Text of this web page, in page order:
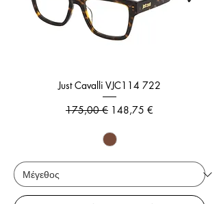
Just Cavalli VJC114 722
Κανονική τιμή
175,00 € Τιμή Έκπτωσης
148,75 €